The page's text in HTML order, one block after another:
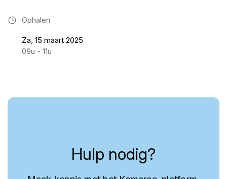
Ophalen
Za, 15 maart 2025
09u - 11u
Hulp nodig?